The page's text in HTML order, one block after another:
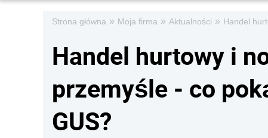
Strona główna » Moja firma » Aktualności » Handel
Handel hurtowy i
przemyśle - co
GUS?